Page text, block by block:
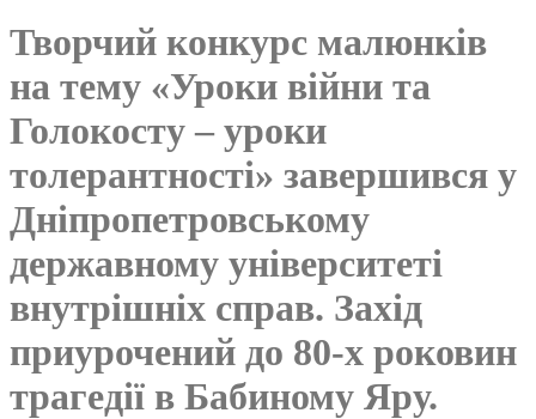
Творчий конкурс малюнків
на тему «Уроки війни та
Голокосту – уроки
толерантності» завершився у
Дніпропетровському
державному університеті
внутрішніх справ. Захід
приурочений до 80-х роковин
трагедії в Бабиному Яру.